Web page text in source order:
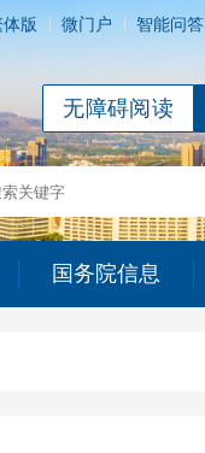
体版 微门户 智能问答
无障碍阅读
国务院信息